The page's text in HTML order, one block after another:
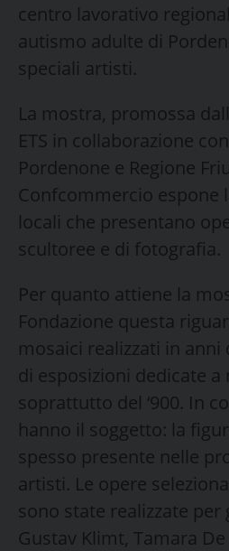
centro lavorativo
autismo adulte di
speciali artisti.
La mostra, promossa
ETS in collaborazione
Pordenone e Regione
Confcommercio espone
locali che presentano
scultoree e di fotografia.
Per quanto attiene la
Fondazione questa
mosaici realizzati in anni
di esposizioni dedicate
soprattutto del ‘900. In
hanno il soggetto: la
spesso presente nelle
artisti. Le opere
sono state realizzate per
Gustav Klimt, Tamara